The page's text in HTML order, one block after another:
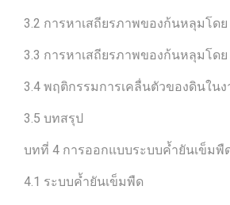
3.2 การหาเสถียรภาพของก้นหลุมโดย
3.3 การหาเสถียรภาพของก้นหลุมโดย
3.4 พฤติกรรมการเคลื่นตัวของดินใน
3.5 บทสรุป
บทที่ 4 การออกแบบระบบค้ำยันเข็มพื
4.1 ระบบค้ำยันเข็มพืด